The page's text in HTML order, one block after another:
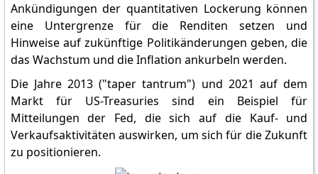
Ankündigungen der quantitativen Lockerung können
eine Untergrenze für die Renditen setzen und
Hinweise auf zukünftige Politikänderungen geben, die
das Wachstum und die Inflation ankurbeln werden.
Die Jahre 2013 ("taper tantrum") und 2021 auf dem
Markt für US-Treasuries sind ein Beispiel für
Mitteilungen der Fed, die sich auf die Kauf- und
Verkaufsaktivitäten auswirken, um sich für die Zukunft
zu positionieren.